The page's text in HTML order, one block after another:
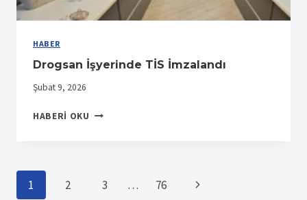
HABER
Drogsan İşyerinde TİS İmzalandı
Şubat 9, 2026
HABERI OKU DROGSAN
Page
1 2 3 … 76
Sonraki